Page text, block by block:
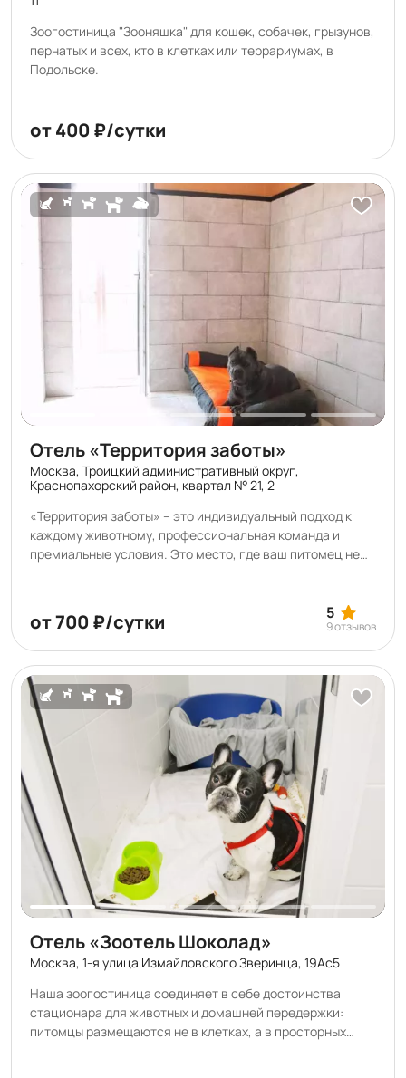
Зоогостиница "Зооняшка" для кошек, собачек, грызунов,
пернатых и всех, кто в клетках или террариумах, в
Подольске.
от 400 ₽/сутки
Отель «Территория заботы»
Москва, Троицкий административный округ,
Краснопахорский район, квартал № 21, 2
«Территория заботы» – это индивидуальный подход к
каждому животному, профессиональная команда и
премиальные условия. Это место, где ваш питомец не
или насладиться SPA-процедурами. В нашем отеле вы
можете подготовить питомца к выставке, а также
арендовать помещения для проведения мастер-
классов, лекций, соревнований и конкурсов.
от 700 ₽/сутки 5
9 отзывов
Отель «Зоотель Шоколад»
Москва, 1-я улица Измайловского Зверинца, 19Ас5
Наша зоогостиница соединяет в себе достоинства
стационара для животных и домашней передержки:
питомцы размещаются не в клетках, а в просторных